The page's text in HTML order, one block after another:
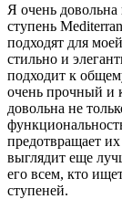
Я очень
ступень
подходят для
стильно и
подходит к
очень прочный и
довольна не
предотвращает
выглядит еще
его всем, кто
ступеней.